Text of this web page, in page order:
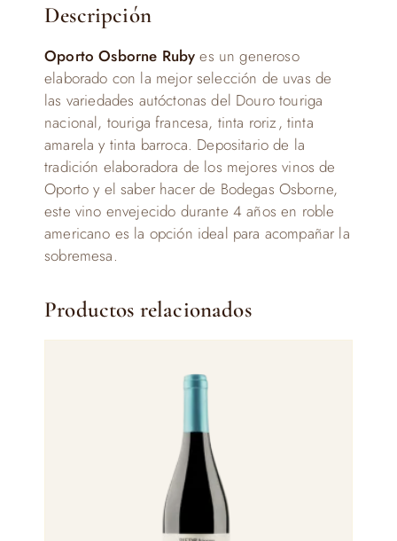
Descripción
Oporto Osborne Rubyes un generoso
elaborado con la mejor selección de uvas de
las variedades autóctonas del Douro touriga
nacional, touriga francesa, tinta roriz, tinta
amarela y tinta barroca. Depositario de la
tradición elaboradora de los mejores vinos de
Oporto y el saber hacer de Bodegas Osborne,
este vino envejecido durante 4 años en roble
americano es la opción ideal para acompañar la
sobremesa.
Productos relacionados